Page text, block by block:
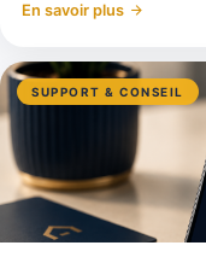
En savoir plus
SUPPORT & CONSEIL